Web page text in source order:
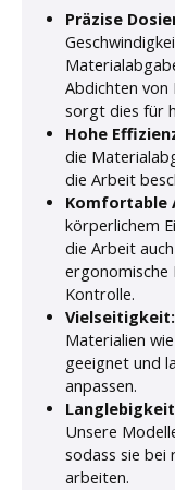
Präzise
Abdichten von
sorgt dies für
Hohe
die
die Arbeit
Komfortable
körperlichem
die Arbeit
Kontrolle.
Vielseitigkeit:
Materialien
geeignet und
anpassen.
Unsere
sodass sie bei
arbeiten.